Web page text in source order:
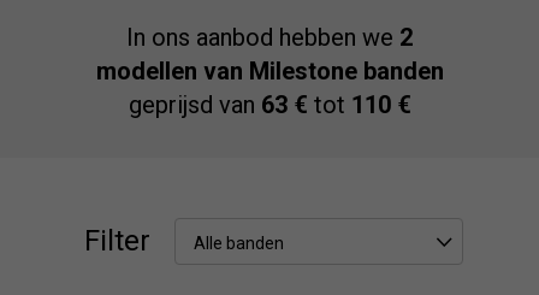
In ons aanbod hebben we 2
modellen van Milestone banden
geprijsd van 63 € tot 110 €
Filter Alle banden